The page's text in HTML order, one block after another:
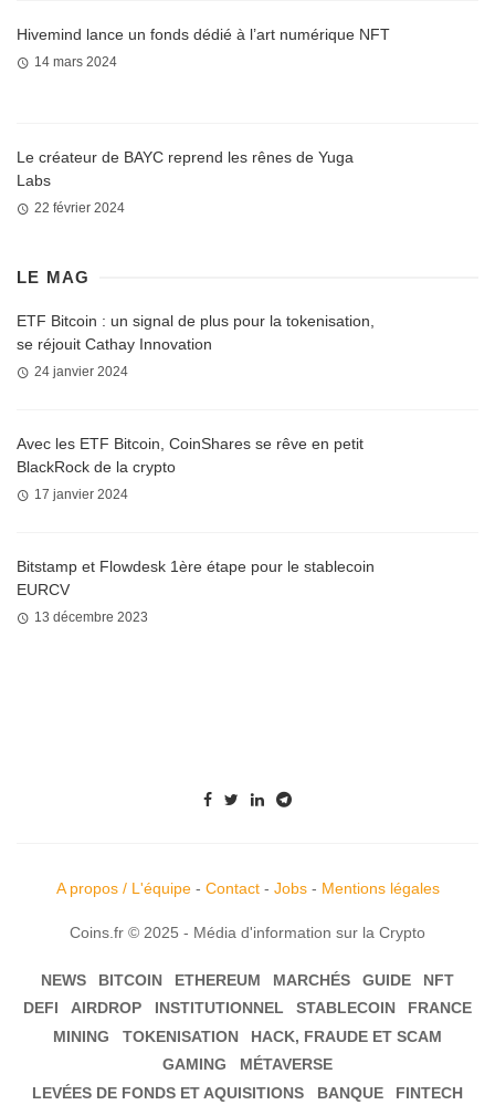
Hivemind lance un fonds dédié à l’art numérique NFT
14 mars 2024
Le créateur de BAYC reprend les rênes de Yuga
Labs
22 février 2024
LE MAG
ETF Bitcoin : un signal de plus pour la tokenisation,
se réjouit Cathay Innovation
24 janvier 2024
Avec les ETF Bitcoin, CoinShares se rêve en petit
BlackRock de la crypto
17 janvier 2024
Bitstamp et Flowdesk 1ère étape pour le stablecoin
EURCV
13 décembre 2023
A propos / L'équipe- Contact- Jobs- Mentions légales
Coins.fr © 2025 - Média d'information sur la Crypto
NEWS BITCOIN ETHEREUM MARCHÉS GUIDE
NFT
DEFI
AIRDROP INSTITUTIONNEL STABLECOIN
FRANCE
MINING
TOKENISATION
HACK, FRAUDE ET SCAM
GAMING
MÉTAVERSE
LEVÉES DE FONDS ET AQUISITIONS
BANQUE FINTECH